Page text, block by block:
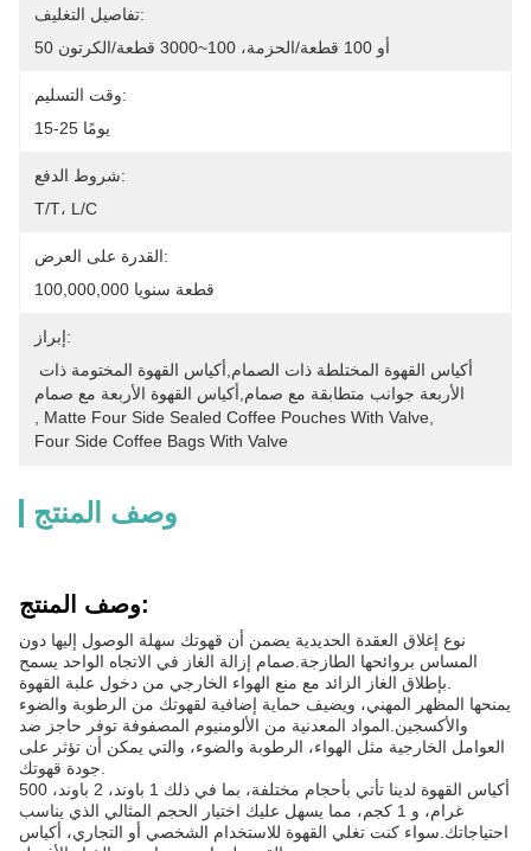
تفاصيل التغليف:
50 أو 100 قطعة/الحزمة، 100~3000 قطعة/الكرتون
وقت التسليم:
15-25 يومًا
شروط الدفع:
T/T، L/C
القدرة على العرض:
100,000,000 قطعة سنويا
إبراز:
الأربعة جوانب متطابقة مع صمام,أكياس القهوة الأربعة مع صمام
Matte Four Side Sealed Coffee Pouches With Valve
Four Side Coffee Bags With Valve
وصف المنتج
وصف المنتج:
نوع إغلاق العقدة الحديدية يضمن أن قهوتك سهلة الوصول إليها دون
المساس بروائحها الطازجة.صمام إزالة الغاز في الاتجاه الواحد يسمح
يمنحها المظهر المهني، ويضيف حماية إضافية لقهوتك من الرطوبة والضوء
والأكسجين.المواد المعدنية من الألومنيوم المصفوفة توفر حاجز ضد
العوامل الخارجية مثل الهواء، الرطوبة والضوء، والتي يمكن أن تؤثر على
أكياس القهوة لدينا تأتي بأحجام مختلفة، بما في ذلك 1 باوند، 2 باوند، 500
غرام، و 1 كجم، مما يسهل عليك اختيار الحجم المثالي الذي يناسب
احتياجاتك.سواء كنت تغلي القهوة للاستخدام الشخصي أو التجاري، أكياس